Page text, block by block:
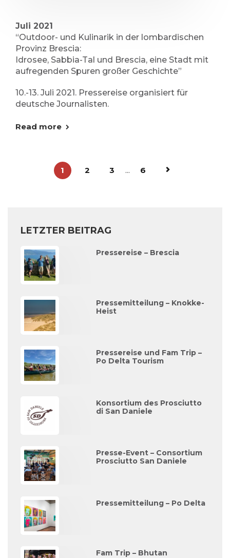
Juli 2021
“Outdoor- und Kulinarik in der lombardischen
Provinz Brescia:
Idrosee, Sabbia-Tal und Brescia, eine Stadt mit
aufregenden Spuren großer Geschichte”
10.-13. Juli 2021. Pressereise organisiert für
deutsche Journalisten.
Read more
1 2 3 ... 6
LETZTER BEITRAG
Pressereise – Brescia
Pressemitteilung – Knokke-
Heist
Pressereise und Fam Trip –
Po Delta Tourism
Konsortium des Prosciutto
di San Daniele
Presse-Event – Consortium
Prosciutto San Daniele
Pressemitteilung – Po Delta
Fam Trip – Bhutan